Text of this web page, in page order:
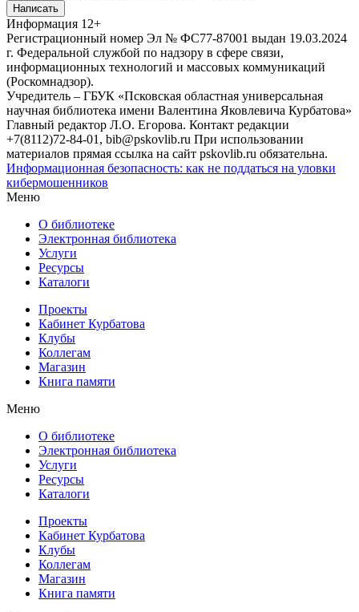
Написать
Информация 12+
Регистрационный номер Эл № ФС77-87001 выдан 19.03.2024
г. Федеральной службой по надзору в сфере связи,
информационных технологий и массовых коммуникаций
(Роскомнадзор).
Учредитель – ГБУК «Псковская областная универсальная
научная библиотека имени Валентина Яковлевича Курбатова»
Главный редактор Л.О. Егорова. Контакт редакции
+7(8112)72-84-01, bib@pskovlib.ru При использовании
материалов прямая ссылка на сайт pskovlib.ru обязательна.
Информационная безопасность: как не поддаться на уловки
кибермошенников
Меню
О библиотеке
Электронная библиотека
Услуги
Ресурсы
Каталоги
Проекты
Кабинет Курбатова
Клубы
Коллегам
Магазин
Книга памяти
Меню
О библиотеке
Электронная библиотека
Услуги
Ресурсы
Каталоги
Проекты
Кабинет Курбатова
Клубы
Коллегам
Магазин
Книга памяти